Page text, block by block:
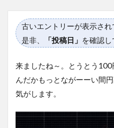
古いエントリーが表示され
是非、
「投稿日」 を確認
来ましたね～。とうとう
んだかもっとながーーい間
気がします。